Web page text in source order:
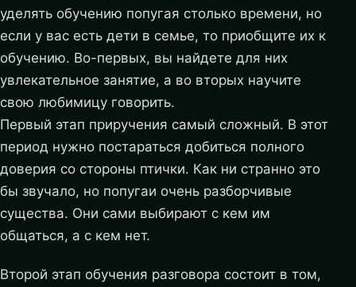
уделять обучению попугая столько времени, но
если у вас есть дети в семье, то приобщите их к
обучению. Во-первых, вы найдете для них
увлекательное занятие, а во вторых научите
свою любимицу говорить.
Первый этап приручения самый сложный. В этот
период нужно постараться добиться полного
доверия со стороны птички. Как ни странно это
бы звучало, но попугаи очень разборчивые
существа. Они сами выбирают с кем им
общаться, а с кем нет.
Второй этап обучения разговора состоит в том,